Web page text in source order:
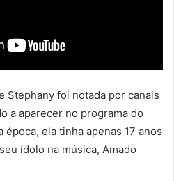
Stephany foi notada por canais
a aparecer no programa do
ela tinha apenas 17 anos
ídolo na música, Amado